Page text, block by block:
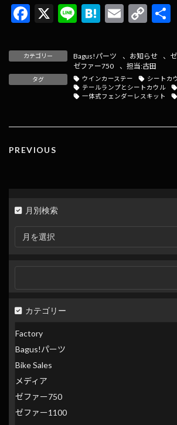
F
e
b
o
k
X
Li
e
H
e
n
a
E
ai
l
C
p
y
Li
k
カテゴリー Bagus!パーツ 、 お知らせ 、
ゼファー750
、 担当:古田
タグ ウインカーステー シートカ
テールランプとシートカウル
一体式フェンダーレスキット
PREVIOUS
月別検索
月
検
カテゴリー
Factory
Bagus!パーツ
Bike Sales
メディア
ゼファー750
ゼファー1100